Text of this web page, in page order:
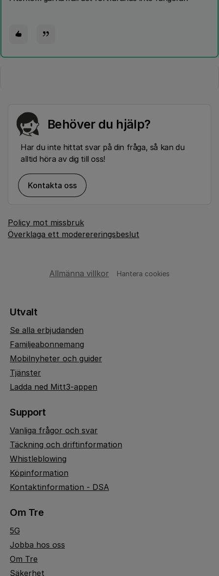
Behöver du hjälp?
Har du inte hittat svar på din fråga, så kan du
alltid höra av dig till oss!
Kontakta oss
Policy mot missbruk
Överklaga ett moderereringsbeslut
Allmänna villkor Hantera cookies
Utvalt
Se alla erbjudanden
Familjeabonnemang
Mobilnyheter och guider
Tjänster
Ladda ned Mitt3-appen
Support
Vanliga frågor och svar
Täckning och driftinformation
Whistleblowing
Köpinformation
Kontaktinformation - DSA
Om Tre
5G
Jobba hos oss
Om Tre
Säkerhet